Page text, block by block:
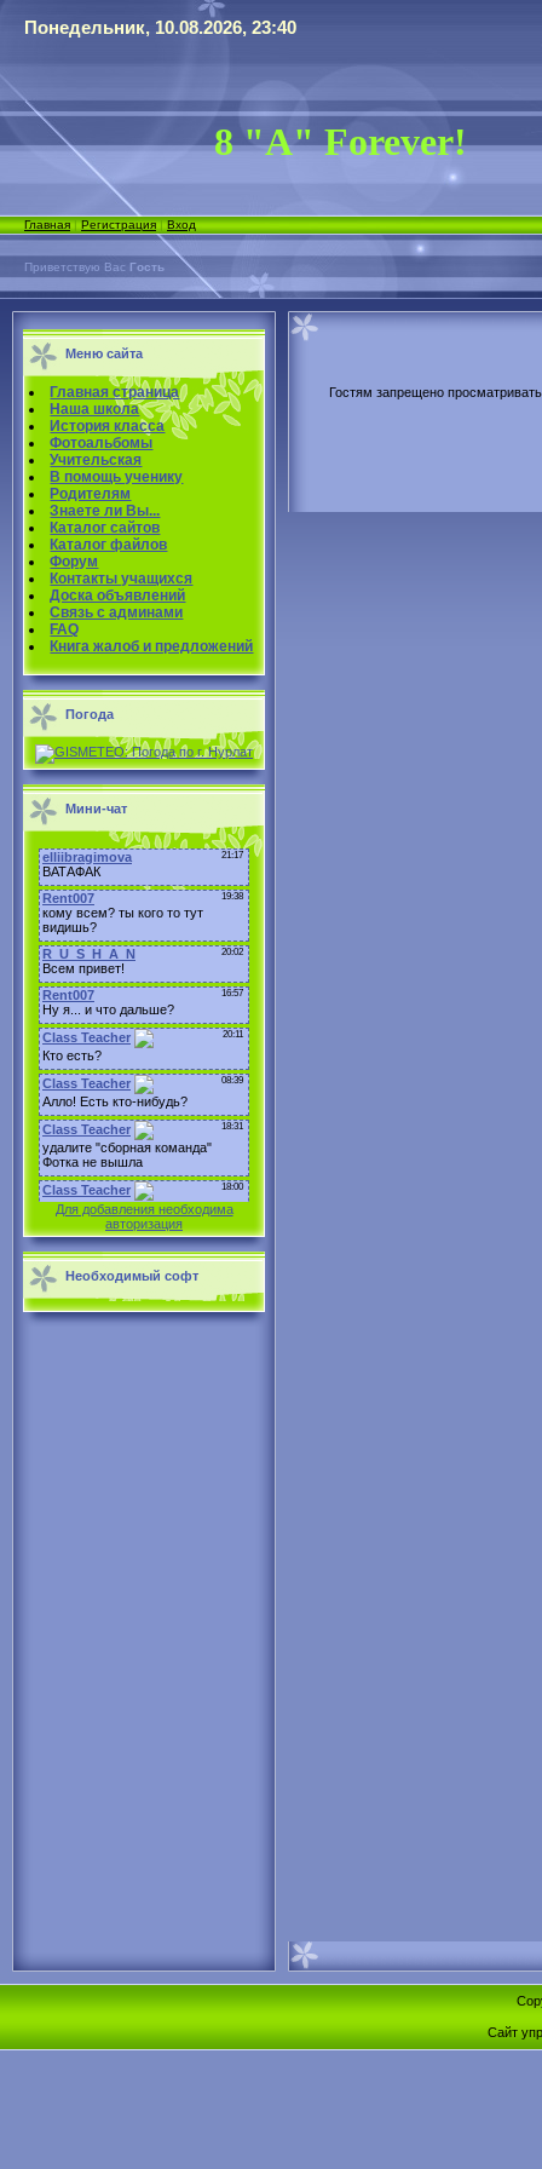
Понедельник, 10.08.2026, 23:40
8 "А" Forever!
Главная|Регистрация|Вход
Приветствую Вас Гость
Меню сайта
Главная страница
Наша школа
История класса
Фотоальбомы
Учительская
В помощь ученику
Родителям
Знаете ли Вы...
Каталог сайтов
Каталог файлов
Форум
Контакты учащихся
Доска объявлений
Связь с админами
FAQ
Книга жалоб и предложений
Погода
Мини-чат
Для добавления необходима
авторизация
Необходимый софт
Гостям запрещено
Сайт